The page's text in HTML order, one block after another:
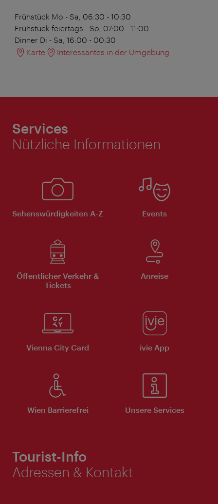
Frühstück Mo - Sa, 06:30 - 10:30
Frühstück feiertags - So, 07:00 - 11:00
Dinner Di - Sa, 16:00 - 00:30
Karte
Interessantes in der Umgebung
Services
Nützliche Informationen
Sehenswürdigkeiten A-Z Events
Öffentlicher Verkehr &
Tickets
Anreise
Vienna City Card ivie App
Wien Barrierefrei Unsere Services
Tourist-Info
Adressen & Kontakt